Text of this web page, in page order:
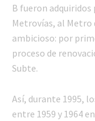
B fueron
Metrovías, al Metro
ambicioso: por
proceso de
Subte.
Así, durante 1995,
entre 1959 y 1964